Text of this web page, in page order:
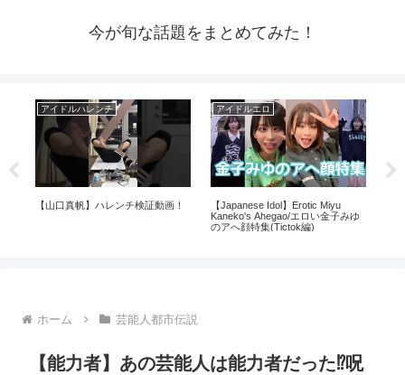
今が旬な話題をまとめてみた！
アイドルハレンチ
【山口真帆】ハレンチ検証動画！
アイドルエロ
【Japanese Idol】Erotic Miyu
Kaneko's Ahegao/エロい金子みゆ
のアへ顔特集(Tictok編)
ホーム 芸能人都市伝説
【能力者】あの芸能人は能力者だった⁉︎呪